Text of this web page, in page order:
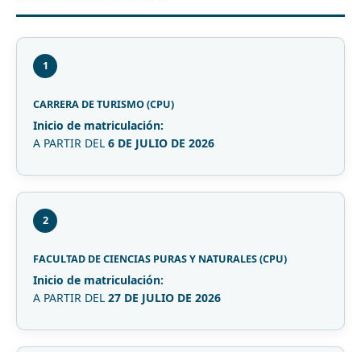
1
CARRERA DE TURISMO (CPU)
Inicio de matriculación:
A PARTIR DEL 6 DE JULIO DE 2026
2
FACULTAD DE CIENCIAS PURAS Y NATURALES (CPU)
Inicio de matriculación:
A PARTIR DEL 27 DE JULIO DE 2026